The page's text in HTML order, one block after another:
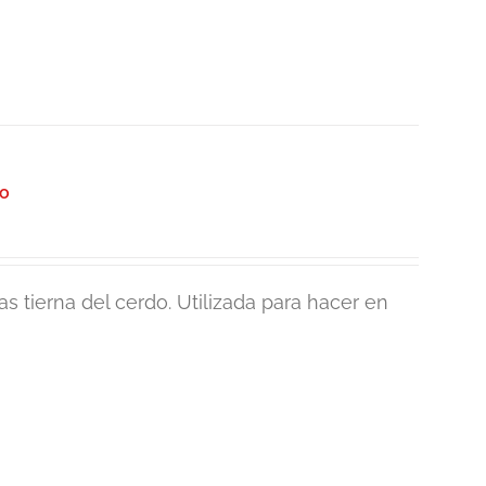
tierna del cerdo. Utilizada para hacer en